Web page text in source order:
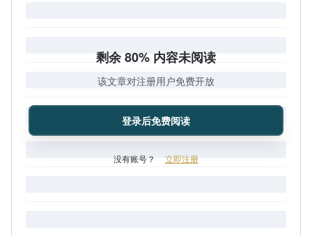
剩余 80% 内容未阅读
该文章对注册用户免费开放
登录后免费阅读
没有账号？ 立即注册